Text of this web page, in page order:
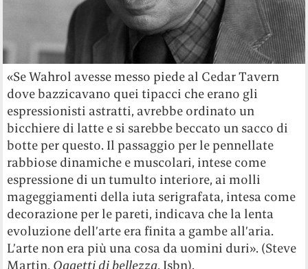
«Se Wahrol avesse messo piede al Cedar Tavern
dove bazzicavano quei tipacci che erano gli
espressionisti astratti, avrebbe ordinato un
bicchiere di latte e si sarebbe beccato un sacco di
botte per questo. Il passaggio per le pennellate
rabbiose dinamiche e muscolari, intese come
espressione di un tumulto interiore, ai molli
mageggiamenti della iuta serigrafata, intesa come
decorazione per le pareti, indicava che la lenta
evoluzione dell’arte era finita a gambe all’aria.
L’arte non era più una cosa da uomini duri». (Steve
Martin, Oggetti di bellezza, Isbn).